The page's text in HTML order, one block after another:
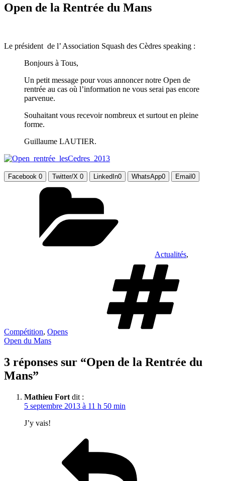
Open de la Rentrée du Mans
Le président de l’ Association Squash des Cèdres speaking :
Bonjours à Tous,
Un petit message pour vous annoncer notre Open de
rentrée au cas où l’information ne vous serai pas encore
parvenue.
Souhaitant vous recevoir nombreux et surtout en pleine
forme.
Guillaume LAUTIER.
Facebook 0 Twitter/X 0 LinkedIn0 WhatsApp0 Email 0
Actualités,
Compétition, Opens
Open du Mans
3 réponses sur “Open de la Rentrée du
Mans”
Mathieu Fort dit :
5 septembre 2013 à 11 h 50 min
J’y vais!